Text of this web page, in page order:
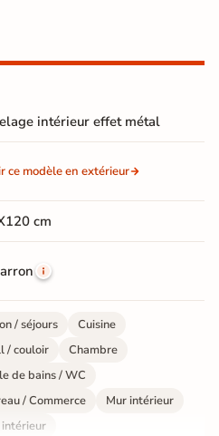
intérieur effet métal
ce modèle en extérieur
cm
/ séjours
Cuisine
/ couloir
Chambre
de bains / WC
/ Commerce
Mur intérieur
intérieur